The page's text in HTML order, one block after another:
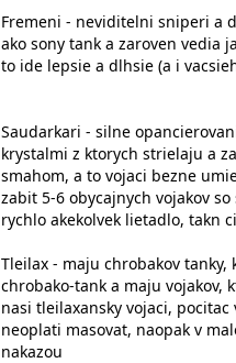
Fremeni - neviditelni sniperi a
ako sony tank a zaroven vedia
to ide lepsie a dlhsie (a i
Saudarkari - silne
krystalmi z ktorych strielaju a
smahom, a to vojaci bezne
zabit 5-6 obycajnych vojakov
rychlo akekolvek lietadlo, takn
Tleilax - maju chrobakov
chrobako-tank a maju vojakov,
nasi tleilaxansky vojaci,
neoplati masovat, naopak v
nakazou